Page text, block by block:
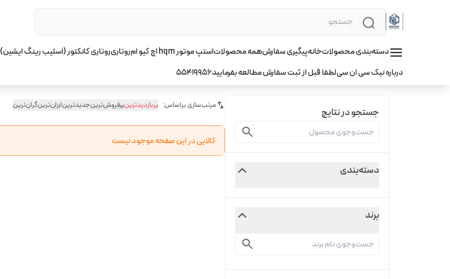
دسته‌بندی محصولاتخانهپیگیری سفارشهمه محصولاتاستپ موتور hqm اچ کیو ام روتاریروتاری کانکتور (اسلیب رینگ ایشین)
درباره نیک سی ان سیلطفا قبل از ثبت سفارش مطالعه بفرمایید55419956
جستجو در نتایج
دسته‌بندی
برند
مرتب‌سازی براساس: پربازدیدترینپرفروش‌ترینجدیدترینارزان‌ترینگران‌ترین
کالایی در این صفحه موجود نیست